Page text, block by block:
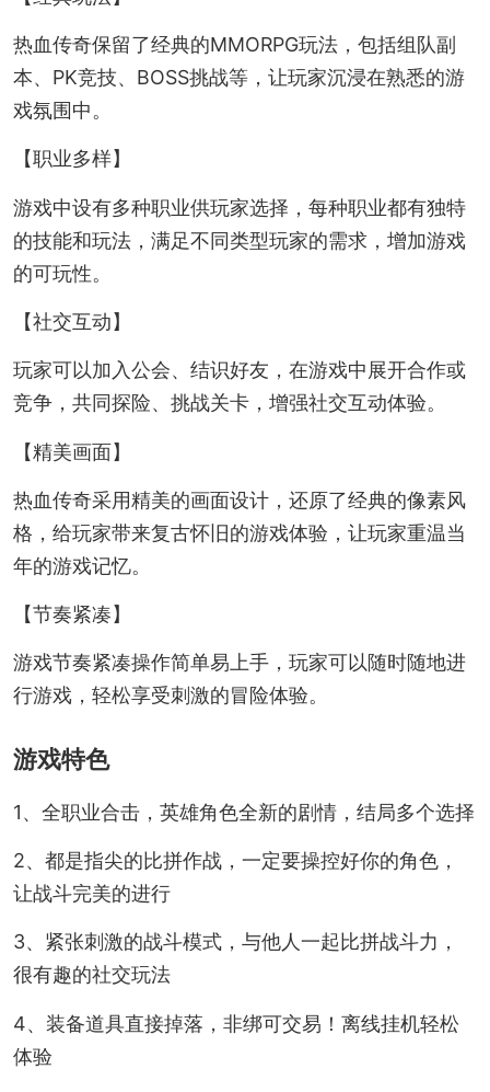
热血传奇保留了经典的MMORPG玩法，包括组队副
本、PK竞技、BOSS挑战等，让玩家沉浸在熟悉的游
戏氛围中。
【职业多样】
游戏中设有多种职业供玩家选择，每种职业都有独特
的技能和玩法，满足不同类型玩家的需求，增加游戏
的可玩性。
【社交互动】
玩家可以加入公会、结识好友，在游戏中展开合作或
竞争，共同探险、挑战关卡，增强社交互动体验。
【精美画面】
热血传奇采用精美的画面设计，还原了经典的像素风
格，给玩家带来复古怀旧的游戏体验，让玩家重温当
年的游戏记忆。
【节奏紧凑】
游戏节奏紧凑操作简单易上手，玩家可以随时随地进
行游戏，轻松享受刺激的冒险体验。
游戏特色
1、全职业合击，英雄角色全新的剧情，结局多个选择
2、都是指尖的比拼作战，一定要操控好你的角色，
让战斗完美的进行
3、紧张刺激的战斗模式，与他人一起比拼战斗力，
很有趣的社交玩法
4、装备道具直接掉落，非绑可交易！离线挂机轻松
体验